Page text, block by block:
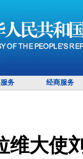
务 经商服务
维大使